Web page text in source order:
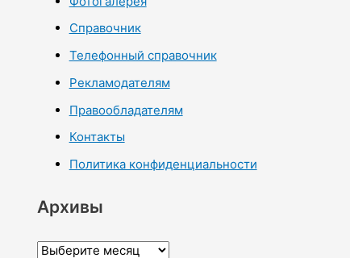
Справочник
Телефонный справочник
Рекламодателям
Правообладателям
Контакты
Политика конфиденциальности
Архивы
А